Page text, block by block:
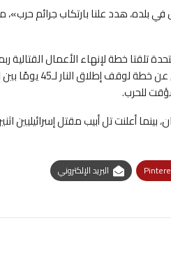
هدد علنا بارتكاب جرائم حرب»،
تلقتا خطة لإنهاء الأعمال القتالية
اليوم ‌وتؤدي ‌إلى ​إعادة ‌فتح ⁠مضيق
للحرب.
أعلنت تل أبيب مقتل إسرائيليين
البريد الإلكتروني